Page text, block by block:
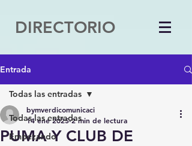
DIRECTORIO
Entrada
Todas las entradas
Empezando
Todas las entradas
PUMA Y CLUB DE
bymverdicomunicaci
14 ene 2025 2 min de lectura